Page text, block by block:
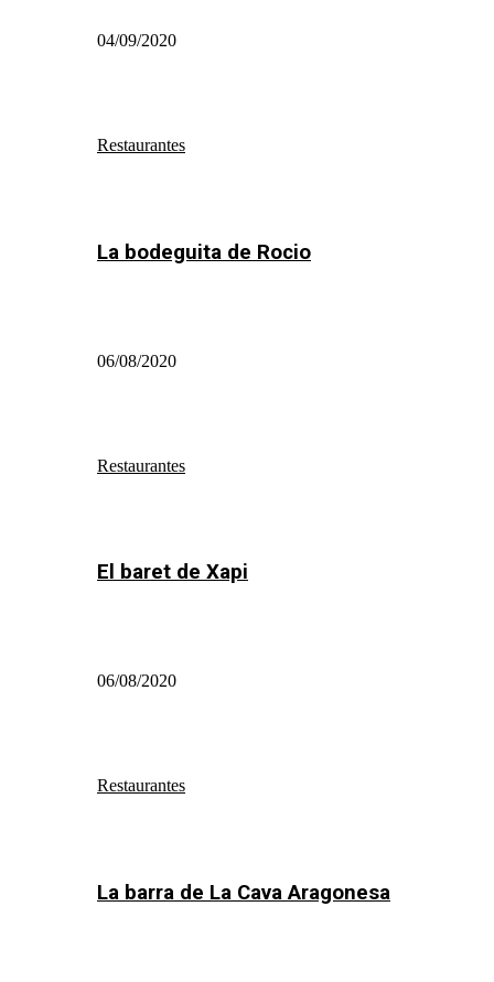
04/09/2020
Restaurantes
La bodeguita de Rocio
06/08/2020
Restaurantes
El baret de Xapi
06/08/2020
Restaurantes
La barra de La Cava Aragonesa